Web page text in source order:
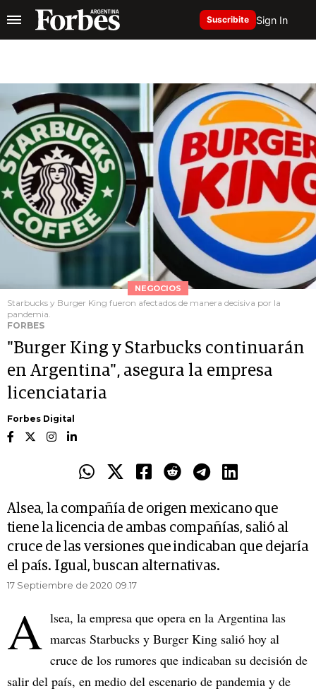
Suscribite Sign In
NEGOCIOS
Starbucks y Burger King fueron afectados de manera decisiva por la
pandemia.
FORBES
"Burger King y Starbucks continuarán
en Argentina", asegura la empresa
licenciataria
Forbes Digital
Alsea, la compañía de origen mexicano que
tiene la licencia de ambas compañías, salió al
cruce de las versiones que indicaban que dejaría
el país. Igual, buscan alternativas.
17 Septiembre de 2020 09.17
A lsea, la empresa que opera en la Argentina las
marcas Starbucks y Burger King salió hoy al
cruce de los rumores que indicaban su decisión de
salir del país, en medio del escenario de pandemia y de